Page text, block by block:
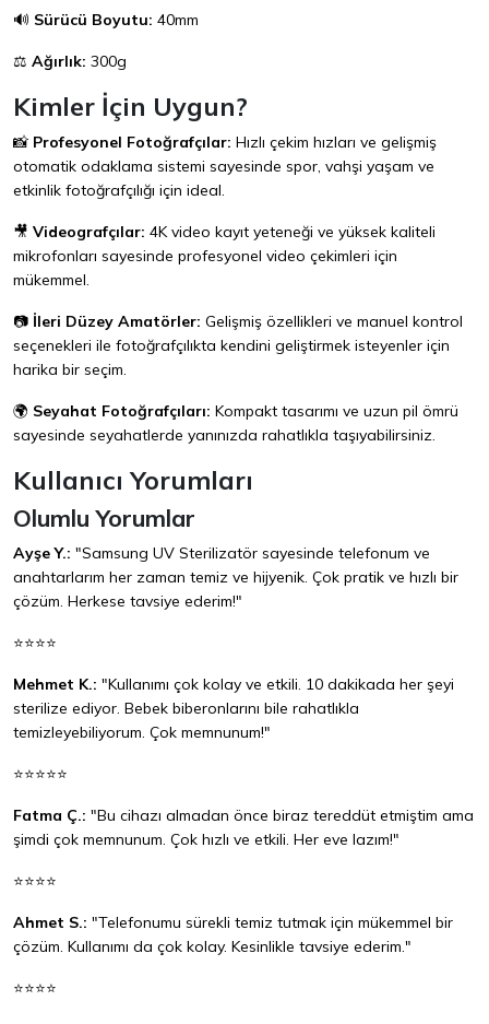
🔊 Sürücü Boyutu: 40mm
⚖️ Ağırlık: 300g
Kimler İçin Uygun?
📸 Profesyonel Fotoğrafçılar: Hızlı çekim hızları ve gelişmiş
otomatik odaklama sistemi sayesinde spor, vahşi yaşam ve
etkinlik fotoğrafçılığı için ideal.
🎥 Videografçılar: 4K video kayıt yeteneği ve yüksek kaliteli
mikrofonları sayesinde profesyonel video çekimleri için
mükemmel.
📷 İleri Düzey Amatörler: Gelişmiş özellikleri ve manuel kontrol
seçenekleri ile fotoğrafçılıkta kendini geliştirmek isteyenler için
harika bir seçim.
🌍 Seyahat Fotoğrafçıları: Kompakt tasarımı ve uzun pil ömrü
sayesinde seyahatlerde yanınızda rahatlıkla taşıyabilirsiniz.
Kullanıcı Yorumları
Olumlu Yorumlar
Ayşe Y.: "Samsung UV Sterilizatör sayesinde telefonum ve
anahtarlarım her zaman temiz ve hijyenik. Çok pratik ve hızlı bir
çözüm. Herkese tavsiye ederim!"
⭐⭐⭐⭐
Mehmet K.: "Kullanımı çok kolay ve etkili. 10 dakikada her şeyi
sterilize ediyor. Bebek biberonlarını bile rahatlıkla
temizleyebiliyorum. Çok memnunum!"
⭐⭐⭐⭐⭐
Fatma Ç.: "Bu cihazı almadan önce biraz tereddüt etmiştim ama
şimdi çok memnunum. Çok hızlı ve etkili. Her eve lazım!"
⭐⭐⭐⭐
Ahmet S.: "Telefonumu sürekli temiz tutmak için mükemmel bir
çözüm. Kullanımı da çok kolay. Kesinlikle tavsiye ederim."
⭐⭐⭐⭐